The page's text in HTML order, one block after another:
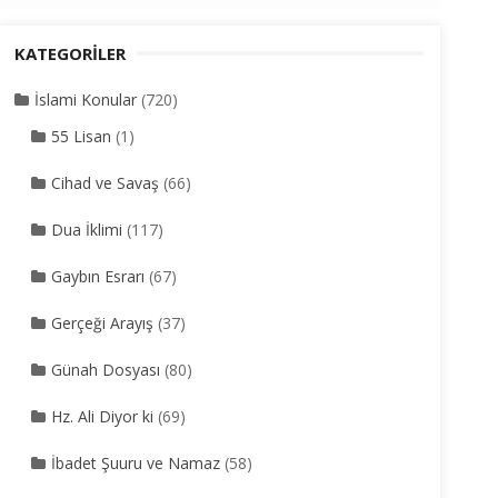
KATEGORILER
İslami Konular(720)
55 Lisan (1)
Cihad ve Savaş (66)
Dua İklimi (117)
Gaybın Esrarı (67)
Gerçeği Arayış (37)
Günah Dosyası (80)
Hz. Ali Diyor ki (69)
İbadet Şuuru ve Namaz(58)